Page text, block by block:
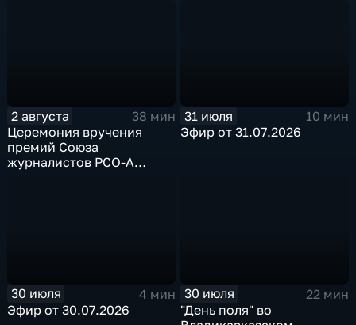
2 августа
38 мин
Церемония вручения
премий Союза
журналистов РСО-А
31 июля
10 мин
Эфир от 31.07.2026
30 июля
4 мин
Эфир от 30.07.2026
30 июля
22 мин
"День поля" во